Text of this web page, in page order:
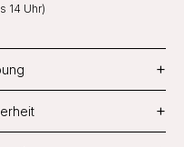
14 Uhr)
+
+